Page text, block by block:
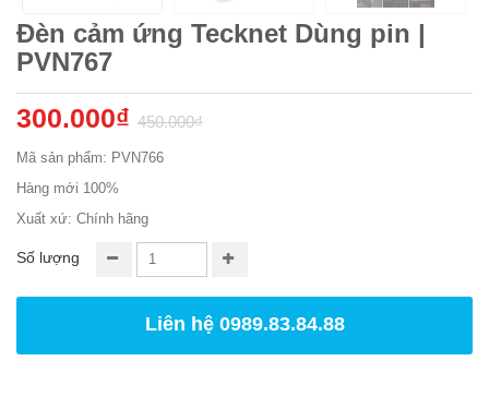
Đèn cảm ứng Tecknet Dùng pin |
PVN767
300.000₫ 450.000₫
Mã sản phẩm: PVN766
Hàng mới 100%
Xuất xứ: Chính hãng
Số lượng
Liên hệ 0989.83.84.88